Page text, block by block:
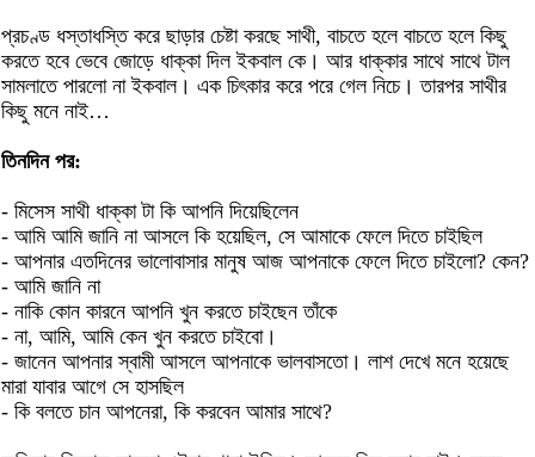
প্রচণ্ড ধস্তাধস্তি করে ছাড়ার চেষ্টা করছে সাথী, বাচতে হলে বাচতে হলে কিছু
করতে হবে ভেবে জোড়ে ধাক্কা দিল ইকবাল কে। আর ধাক্কার সাথে সাথে টাল
সামলাতে পারলো না ইকবাল। এক চিৎকার করে পরে গেল নিচে। তারপর সাথীর
কিছু মনে নাই…
তিনদিন পর:
- মিসেস সাথী ধাক্কা টা কি আপনি দিয়েছিলেন
- আমি আমি জানি না আসলে কি হয়েছিল, সে আমাকে ফেলে দিতে চাইছিল
- আপনার এতদিনের ভালোবাসার মানুষ আজ আপনাকে ফেলে দিতে চাইলো? কেন?
- আমি জানি না
- নাকি কোন কারনে আপনি খুন করতে চাইছেন তাঁকে
- না, আমি, আমি কেন খুন করতে চাইবো।
- জানেন আপনার স্বামী আসলে আপনাকে ভালবাসতো। লাশ দেখে মনে হয়েছে
মারা যাবার আগে সে হাসছিল
- কি বলতে চান আপনেরা, কি করবেন আমার সাথে?